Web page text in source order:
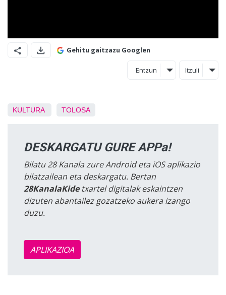
Gehitu gaitzazu Googlen
Entzun Itzuli
KULTURA TOLOSA
DESKARGATU GURE APPa!
Bilatu 28 Kanala zure Android eta iOS aplikazio
bilatzailean eta deskargatu. Bertan
28KanalaKidetxartel digitalak eskaintzen
dizuten abantailez gozatzeko aukera izango
duzu.
APLIKAZIOA